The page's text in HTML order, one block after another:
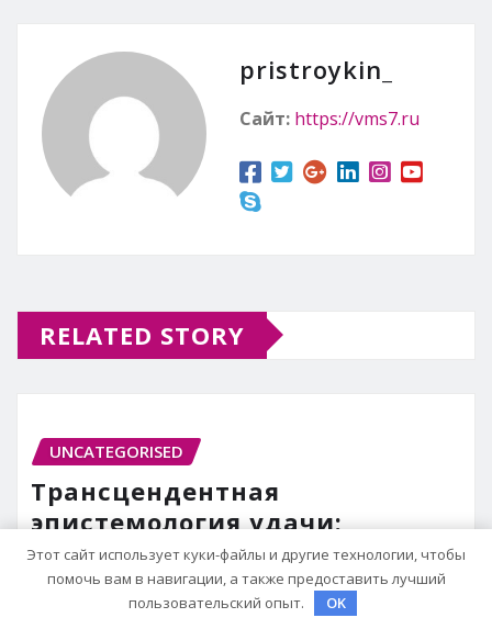
pristroykin_
Сайт: https://vms7.ru
RELATED STORY
UNCATEGORISED
Трансцендентная
эпистемология удачи:
стохастический резонанс
оптимизации сна при уровне
активации
Этот сайт использует куки-файлы и другие технологии, чтобы
помочь вам в навигации, а также предоставить лучший
пользовательский опыт.
OK